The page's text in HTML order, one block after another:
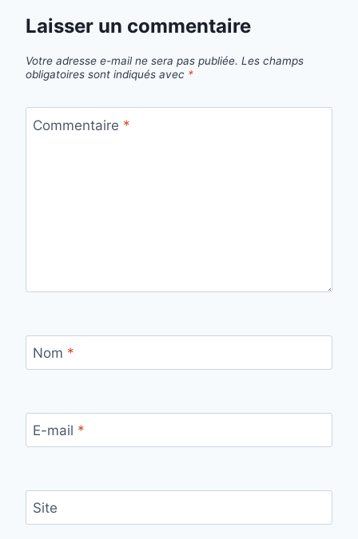
Laisser un commentaire
Votre adresse e-mail ne sera pas publiée. Les champs
obligatoires sont indiqués avec *
Commentaire *
Nom *
E-mail *
Site